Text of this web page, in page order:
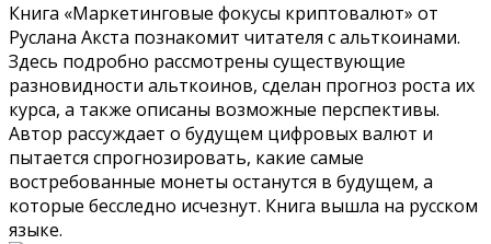
Книга «Маркетинговые фокусы криптовалют» от
Руслана Акста познакомит читателя с альткоинами.
Здесь подробно рассмотрены существующие
разновидности альткоинов, сделан прогноз роста их
курса, а также описаны возможные перспективы.
Автор рассуждает о будущем цифровых валют и
пытается спрогнозировать, какие самые
востребованные монеты останутся в будущем, а
которые бесследно исчезнут. Книга вышла на русском
языке.